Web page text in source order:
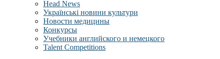
Head News
Українські новини культури
Новости медицины
Конкурсы
Учебники английского и немецкого
Talent Competitions